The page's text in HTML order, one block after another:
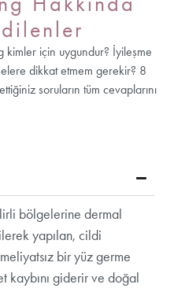
için uygundur? İyileşme
dikkat etmem gerekir? 8
soruların tüm cevaplarını
bölgelerine dermal
yapılan, cildi
bir yüz germe
kaybını giderir ve doğal